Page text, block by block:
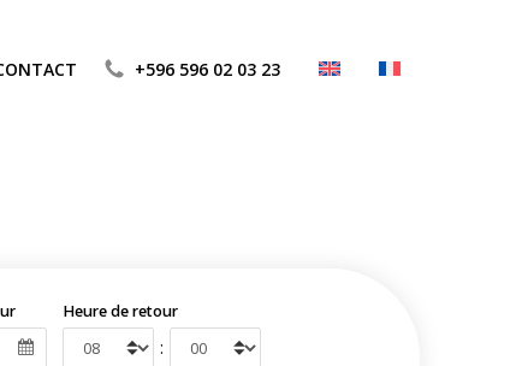
+596 596 02 03 23
Heure de retour
: